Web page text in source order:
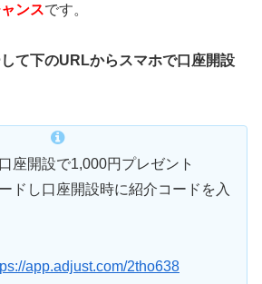
ンスです。
て下のURLからスマホで口座開設
座開設で1,000円プレゼント
ドし口座開設時に紹介コードを入
app.adjust.com/2tho638